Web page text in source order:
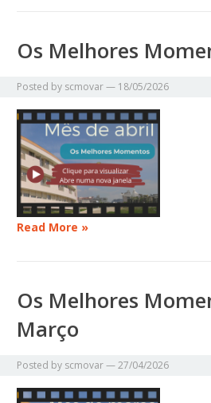
Os Melhores
Posted by scmovar— 18/05/2026
Read More »
Os Melhores
Março
Posted by scmovar—27/04/2026